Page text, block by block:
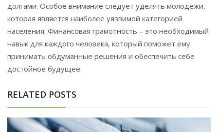
долгами. Особое внимание следует уделять молодежи,
которая является наиболее уязвимой категорией
населения. Финансовая грамотность – это необходимый
навык для каждого человека, который поможет ему
принимать обдуманные решения и обеспечить себе
достойное будущее.
RELATED POSTS